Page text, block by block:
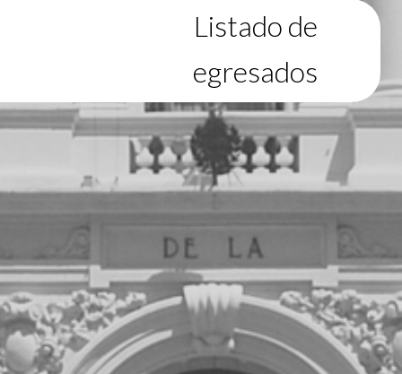
Listado de
egresados